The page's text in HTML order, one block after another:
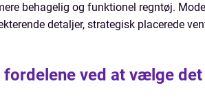
behagelig og funktionel regntøj.
detaljer, strategisk placerede
fordelene ved at vælge